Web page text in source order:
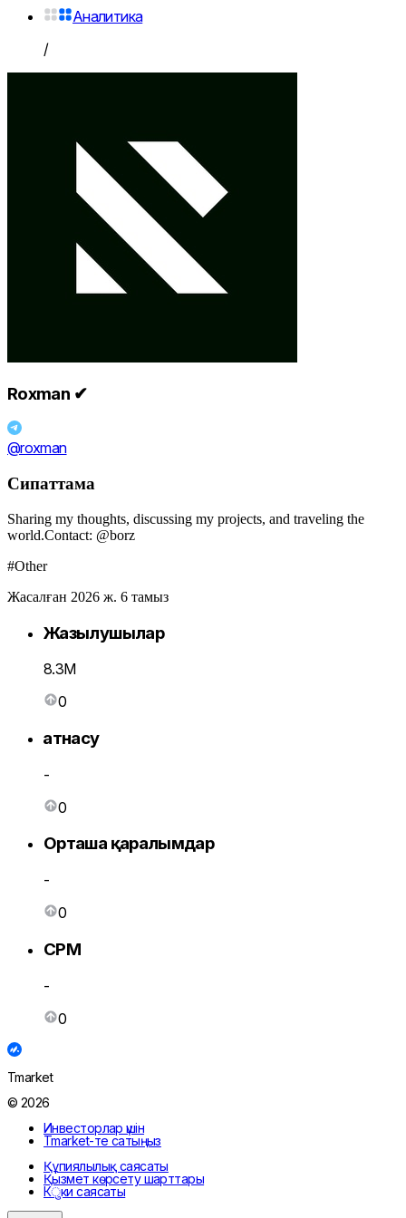
Аналитика
/
Roxman ✔
@roxman
Сипаттама
Sharing my thoughts, discussing my projects, and traveling the
world.Contact: @borz
#Other
Жасалған 2026 ж. 6 тамыз
Жазылушылар
8.3M
0
Қатнасу
-
0
Орташа қаралымдар
-
0
CPM
-
0
Tmarket
© 2026
Инвесторлар үшін
Tmarket-те сатыңыз
Құпиялылық саясаты
Қызмет көрсету шарттары
Кुки саясаты